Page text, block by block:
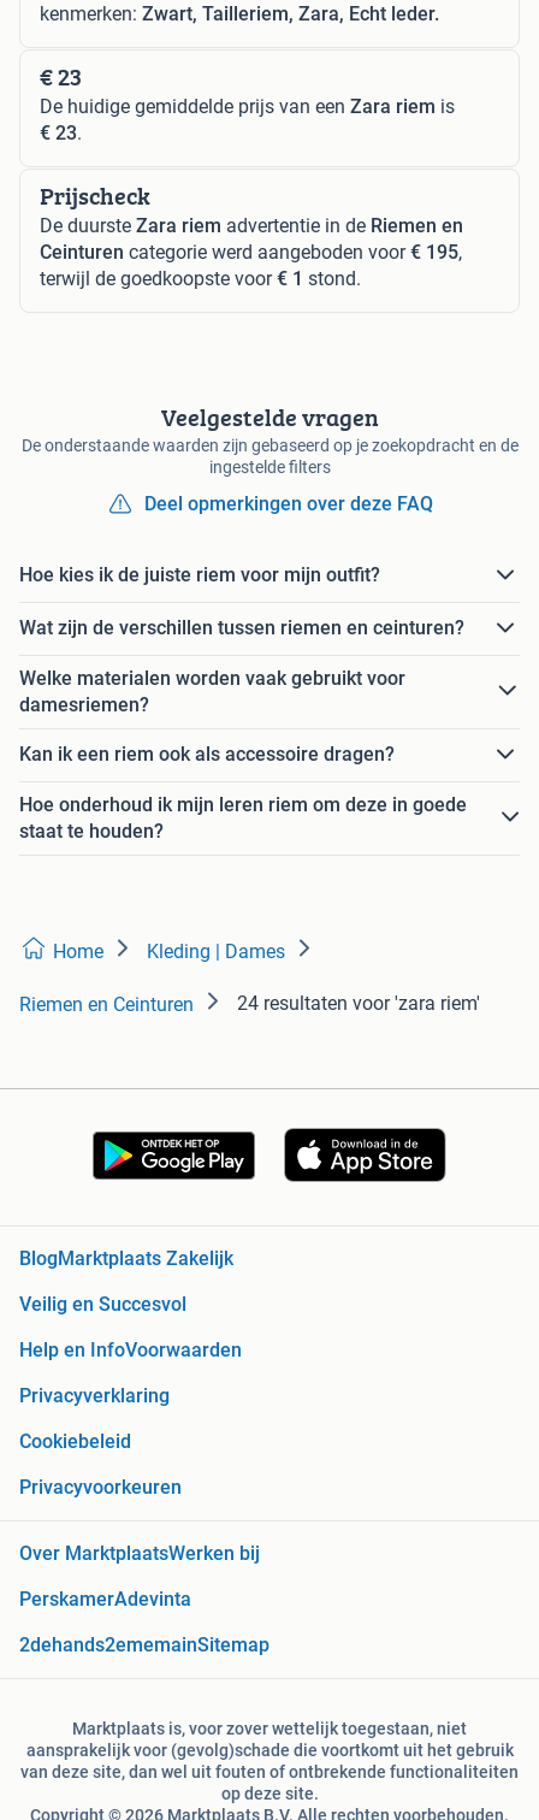
kenmerken: Zwart, Tailleriem, Zara, Echt leder.
€ 23
De huidige gemiddelde prijs van een Zara riem is
€ 23.
Prijscheck
De duurste Zara riem advertentie in de Riemen en
Ceinturen categorie werd aangeboden voor€ 195,
terwijl de goedkoopste voor€ 1 stond.
Veelgestelde vragen
De onderstaande waarden zijn gebaseerd op je zoekopdracht en de
ingestelde filters
Deel opmerkingen over deze FAQ
Hoe kies ik de juiste riem voor mijn outfit?
Wat zijn de verschillen tussen riemen en ceinturen?
Welke materialen worden vaak gebruikt voor
damesriemen?
Kan ik een riem ook als accessoire dragen?
Hoe onderhoud ik mijn leren riem om deze in goede
staat te houden?
Home Kleding | Dames
Riemen en Ceinturen 24 resultaten voor 'zara riem'
BlogMarktplaats Zakelijk
Veilig en Succesvol
Help en InfoVoorwaarden
Privacyverklaring
Cookiebeleid
Privacyvoorkeuren
Over MarktplaatsWerken bij
PerskamerAdevinta
2dehands2ememainSitemap
Marktplaats is, voor zover wettelijk toegestaan, niet
aansprakelijk voor (gevolg)schade die voortkomt uit het gebruik
van deze site, dan wel uit fouten of ontbrekende functionaliteiten
op deze site.
Copyright © 2026 Marktplaats B.V. Alle rechten voorbehouden.